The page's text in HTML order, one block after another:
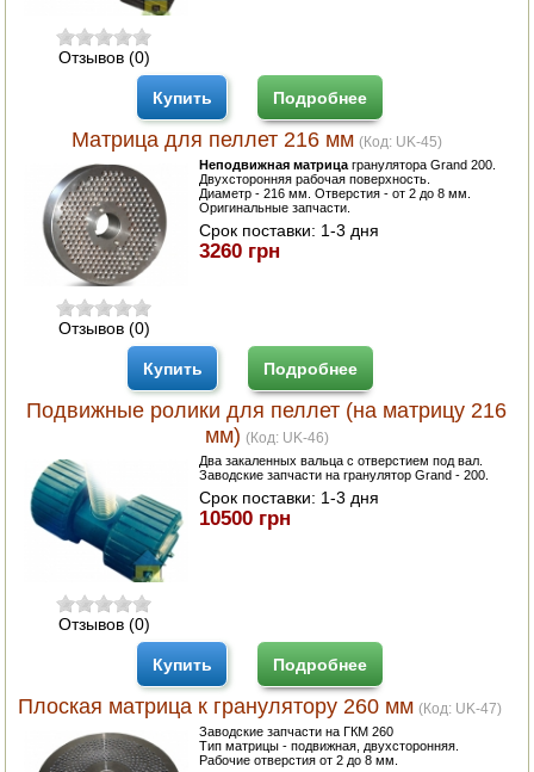
Отзывов (0)
Купить Подробнее
Матрица для пеллет 216 мм (Код: UK-45)
Отзывов (0)
Неподвижная матрица гранулятора Grand 200.
Двухсторонняя рабочая поверхность.
Диаметр - 216 мм. Отверстия - от 2 до 8 мм.
Оригинальные запчасти.
Срок поставки: 1-3 дня
3260 грн
Купить Подробнее
Подвижные ролики для пеллет (на матрицу 216
мм) (Код: UK-46)
Отзывов (0)
Два закаленных вальца с отверстием под вал.
Заводские запчасти на гранулятор Grand - 200.
Срок поставки: 1-3 дня
10500 грн
Купить Подробнее
Плоская матрица к гранулятору 260 мм (Код: UK-47)
Заводские запчасти на ГКМ 260
Тип матрицы - подвижная, двухсторонняя.
Рабочие отверстия от 2 до 8 мм.